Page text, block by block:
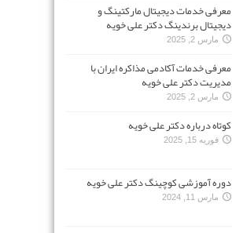
معرفی خدمات دیجیتال مارکتینگ و
دیجیتال برندینگ دکتر علی خویه
مارس 2, 2025
معرفی خدمات آکادمی مذاکره ایران با
مدیریت دکتر علی خویه
مارس 2, 2025
کوتاه درباره دکتر علی خویه
فوریه 15, 2025
دوره آموزشی کوچینگ دکتر علی خویه
مارس 11, 2024